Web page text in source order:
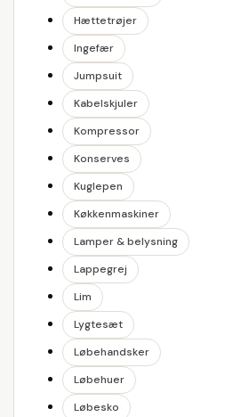
Hættetrøjer
Ingefær
Jumpsuit
Kabelskjuler
Kompressor
Konserves
Kuglepen
Køkkenmaskiner
Lamper & belysning
Lappegrej
Lim
Lygtesæt
Løbehandsker
Løbehuer
Løbesko